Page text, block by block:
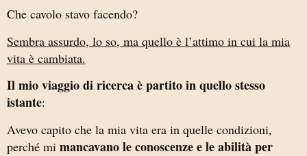
Che cavolo stavo facendo?
Sembra assurdo, lo so, ma quello è l’attimo in cui la mia
vita è cambiata.
Il mio viaggio di ricerca è partito in quello stesso
istante:
Avevo capito che la mia vita era in quelle condizioni,
perché mi mancavano le conoscenze e le abilità per